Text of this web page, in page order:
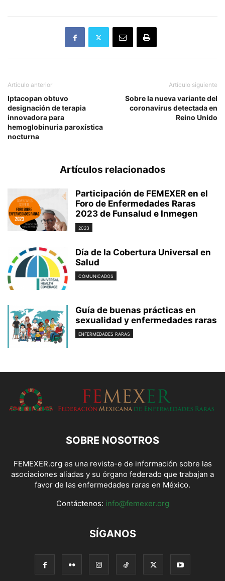
Artículo anterior
Iptacopan obtuvo
designación de terapia
innovadora para
hemoglobinuria paroxística
nocturna
Artículo siguiente
Sobre la nueva variante del
coronavirus detectada en
Reino Unido
Artículos relacionados
Participación de FEMEXER en el
Foro de Enfermedades Raras
2023 de Funsalud e Inmegen
2023
Día de la Cobertura Universal en
Salud
COMUNICADOS
Guía de buenas prácticas en
sexualidad y enfermedades raras
ENFERMEDADES RARAS
SOBRE NOSOTROS
FEMEXER.org es una revista-e de información sobre las
asociaciones aliadas y su órgano federado que trabajan a
favor de las enfermedades raras en México.
Contáctenos: info@femexer.org
SÍGANOS